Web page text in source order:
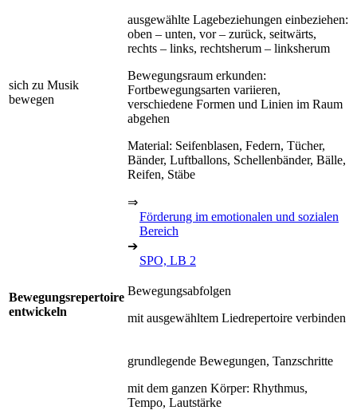
sich zu Musik
bewegen
ausgewählte Lagebeziehungen einbeziehen:
oben – unten, vor – zurück, seitwärts,
rechts – links, rechtsherum – linksherum
Bewegungsraum erkunden:
Fortbewegungsarten variieren,
verschiedene Formen und Linien im Raum
abgehen
Material: Seifenblasen, Federn, Tücher,
Bänder, Luftballons, Schellenbänder, Bälle,
Reifen, Stäbe
⇒
Förderung im emotionalen und sozialen
Bereich
➔
SPO, LB 2
Bewegungsrepertoire
entwickeln
Bewegungsabfolgen
mit ausgewähltem Liedrepertoire verbinden
grundlegende Bewegungen, Tanzschritte
mit dem ganzen Körper: Rhythmus,
Tempo, Lautstärke